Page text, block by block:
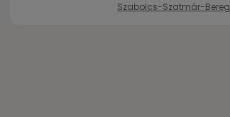
Szabolcs-Szatmár-Bereg